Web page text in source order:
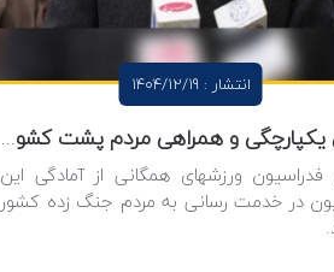
انتشار : 1404/12/19
خلیلی یکپارچگی و همراهی مردم پشت کشور دشمن را مأیوس خواهد کرد ورزش همگانی تعطیل‌پذیر نیست
ورزشهای همگانی از آمادگی این
در خدمت رسانی به مردم جنگ زده کشور